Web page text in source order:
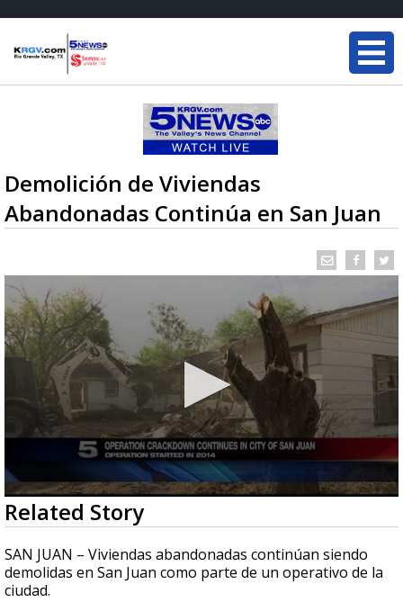
Demolición de Viviendas
Abandonadas Continúa en San Juan
0
seconds
of
1
minute,
19
seconds
Related Story
SAN JUAN – Viviendas abandonadas continúan siendo
demolidas en San Juan como parte de un operativo de la
ciudad.